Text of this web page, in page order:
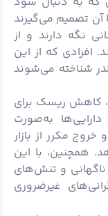
آن تصمیم می‌گیرند
نگه دارند و از
افرادی که از این
شناخته می‌شوند
کاهش ریسک برای
به‌صورت
خروج مکرر از بازار
همچنین، با این
ناگهانی و تنش‌های
غیرضروری